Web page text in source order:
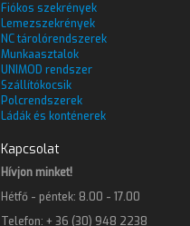
Fiókos szekrények
Lemezszekrények
NC tárolórendszerek
Munkaasztalok
UNIMOD rendszer
Szállítókocsik
Polcrendszerek
Ládák és konténerek
Kapcsolat
Hívjon minket!
Hétfő - péntek: 8.00 - 17.00
Telefon: + 36 (30) 948 2238